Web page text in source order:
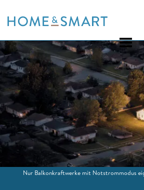
to
Nur Balkonkraftwerke mit Notstrommodus